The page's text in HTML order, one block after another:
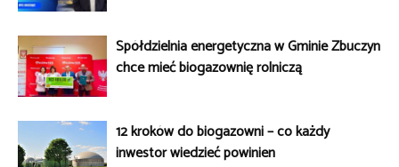
Spółdzielnia energetyczna w Gminie Zbuczyn
chce mieć biogazownię rolniczą
12 kroków do biogazowni – co każdy
inwestor wiedzieć powinien